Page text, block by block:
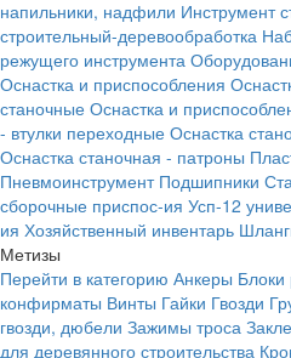
напильники, надфили Инструмент
строительный-деревообработка
режущего инструмента
Оснастка и приспособления
станочные Оснастка и
- втулки переходные Оснастка
Оснастка станочная - патроны
Пневмоинструмент Подшипники
сборочные приспос-ия Усп-12
ия Хозяйственный инвентарь
Метизы
Перейти в категорию Анкеры Блоки
конфирматы Винты Гайки Гвозди
гвозди, дюбели Зажимы троса
для деревянного строительства